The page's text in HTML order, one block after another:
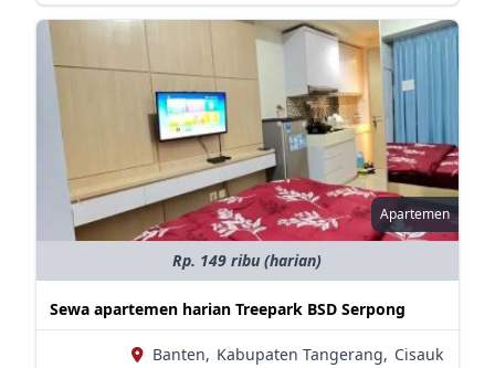
Apartemen
Rp. 149 ribu (harian)
Sewa apartemen harian Treepark BSD Serpong
Banten, Kabupaten Tangerang, Cisauk